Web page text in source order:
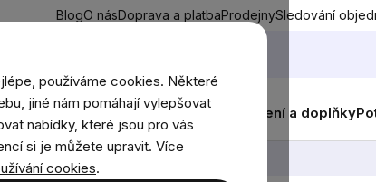
používáme cookies. Některé
jiné nám pomáhají vylepšovat
nabídky, které jsou pro vás
si je můžete upravit. Více
cookies.
BlogO násDoprava a platbaProdejnySledování
a výživaNovinkyMužiŽenyDěti Oblečení a doplňky
Omega 3